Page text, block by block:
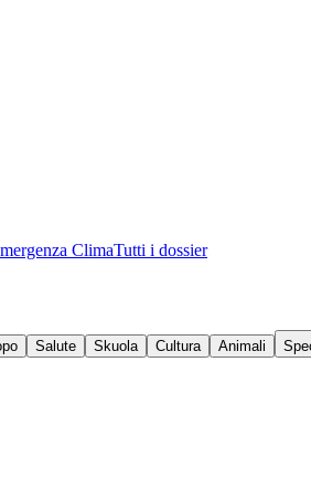
ClimaTutti i dossier
Salute Skuola Cultura Animali